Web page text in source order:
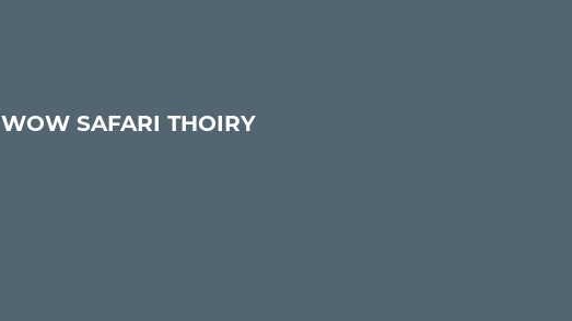
WOW SAFARI THOIRY